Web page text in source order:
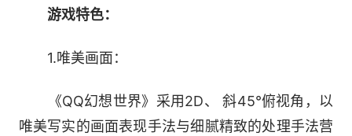
游戏特色：
1.唯美画面：
《QQ幻想世界》采用2D、 斜45°俯视角，以
唯美写实的画面表现手法与细腻精致的处理手法营